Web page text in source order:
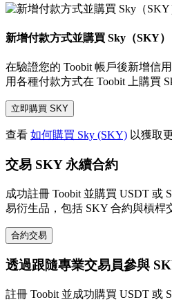
新增付款方式並購買 Sky（SKY）
在驗證您的 Toobit 帳戶後新增信
用各種付款方式在 Toobit 上購買
立即購買 SKY
查看 如何購買 Sky (SKY) 以獲取
交易 SKY 永續合約
成功註冊 Toobit 並購買 USDT 或
易衍生品，包括 SKY 合約與槓桿
合約交易
透過跟隨專業交易員參與
註冊 Toobit 並成功購買 USDT 或